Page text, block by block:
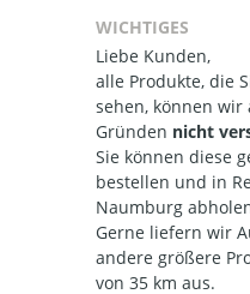
WICHTIGES
Liebe Kunden,
alle Produkte, die
sehen, können wir
Gründen nicht
Sie können diese
bestellen und in
Naumburg
Gerne liefern wir
andere größere
von 35 km aus.